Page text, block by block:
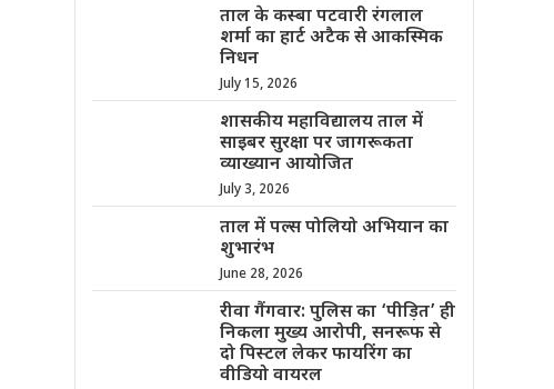
ताल के कस्बा पटवारी रंगलाल
शर्मा का हार्ट अटैक से आकस्मिक
निधन
July 15, 2026
शासकीय महाविद्यालय ताल में
साइबर सुरक्षा पर जागरूकता
व्याख्यान आयोजित
July 3, 2026
ताल में पल्स पोलियो अभियान का
शुभारंभ
June 28, 2026
रीवा गैंगवार: पुलिस का ‘पीड़ित’ ही
निकला मुख्य आरोपी, सनरूफ से
दो पिस्टल लेकर फायरिंग का
वीडियो वायरल